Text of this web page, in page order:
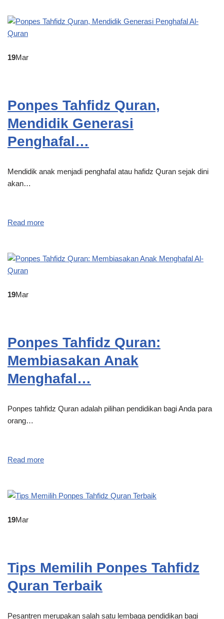
19Mar
Ponpes Tahfidz Quran,
Mendidik Generasi
Penghafal…
Mendidik anak menjadi penghafal atau hafidz Quran sejak dini
akan…
Read more
19Mar
Ponpes Tahfidz Quran:
Membiasakan Anak
Menghafal…
Ponpes tahfidz Quran adalah pilihan pendidikan bagi Anda para
orang…
Read more
19Mar
Tips Memilih Ponpes Tahfidz
Quran Terbaik
Pesantren merupakan salah satu lembaga pendidikan bagi